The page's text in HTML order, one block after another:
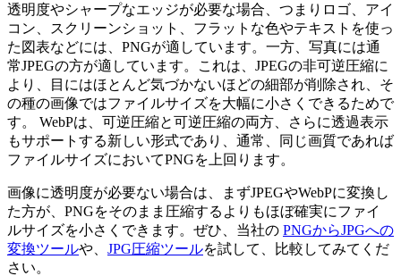
透明度やシャープなエッジが必要な場合、つまりロゴ、アイ
コン、スクリーンショット、フラットな色やテキストを使っ
た図表などには、PNGが適しています。一方、写真には通
常JPEGの方が適しています。これは、JPEGの非可逆圧縮に
より、目にはほとんど気づかないほどの細部が削除され、そ
の種の画像ではファイルサイズを大幅に小さくできるためで
す。 WebPは、可逆圧縮と可逆圧縮の両方、さらに透過表示
もサポートする新しい形式であり、通常、同じ画質であれば
ファイルサイズにおいてPNGを上回ります。
画像に透明度が必要ない場合は、まずJPEGやWebPに変換し
た方が、PNGをそのまま圧縮するよりもほぼ確実にファイ
ルサイズを小さくできます。ぜひ、当社の PNGからJPGへの
変換ツールや、 JPG圧縮ツールを試して、比較してみてくだ
さい。